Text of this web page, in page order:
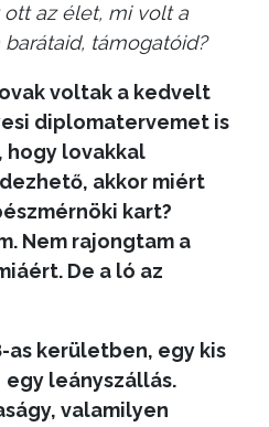
az élet, mi volt a
támogatóid?
voltak a kedvelt
diplomatervemet is
hogy lovakkal
akkor miért
kart?
Nem rajongtam a
De a ló az
as kerületben, egy kis
leányszállás.
valamilyen